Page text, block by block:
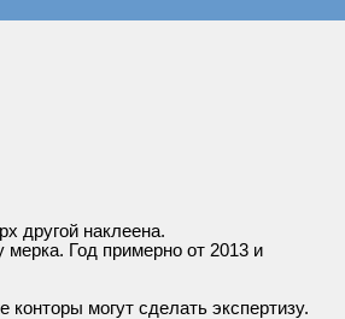
другой наклеена.
Год примерно от 2013 и
могут сделать экспертизу.